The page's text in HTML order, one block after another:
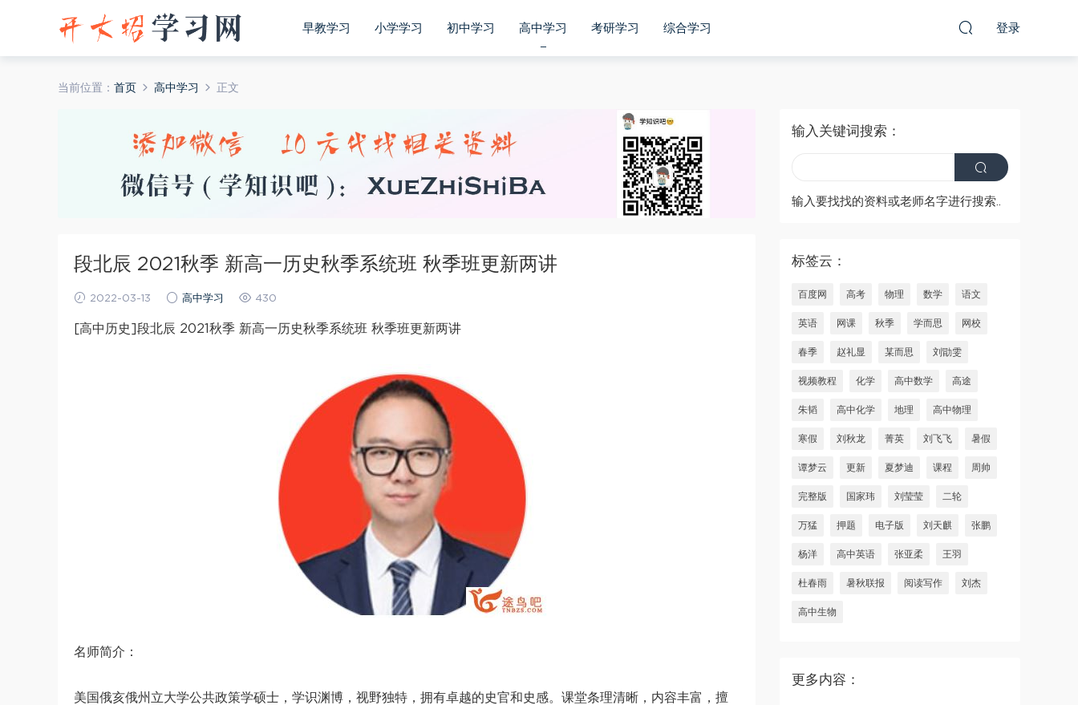
早教学习 小学学习 初中学习 高中学习 考研学习 综合学习 登录
当前位置： 首页 高中学习 正文
段北辰 2021秋季 新高一历史秋季系统班 秋季班更新两讲
2022-03-13 高中学习 430
[高中历史]段北辰 2021秋季 新高一历史秋季系统班 秋季班更新两讲
名师简介：
美国俄亥俄州立大学公共政策学硕士，学识渊博，视野独特，拥有卓越的史官和史感。课堂条理清晰，内容丰富，擅
输入关键词搜索：
输入要找找的资料或老师名字进行搜索..
标签云：
百度网 高考 物理 数学 语文
英语 网课 秋季 学而思 网校
春季 赵礼显 某而思 刘勖雯
视频教程 化学 高中数学 高途
朱韬 高中化学 地理 高中物理
寒假 刘秋龙 菁英 刘飞飞 暑假
谭梦云 更新 夏梦迪 课程 周帅
完整版 国家玮 刘莹莹 二轮
万猛 押题 电子版 刘天麒 张鹏
杨洋 高中英语 张亚柔 王羽
杜春雨 暑秋联报 阅读写作 刘杰
高中生物
更多内容：